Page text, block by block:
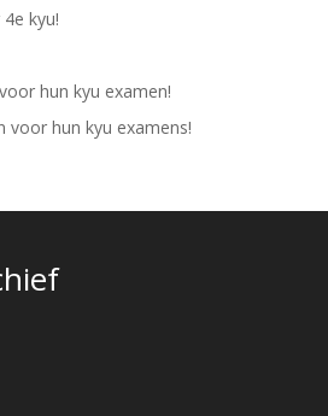
kyu!
hun kyu examen!
voor hun kyu examens!